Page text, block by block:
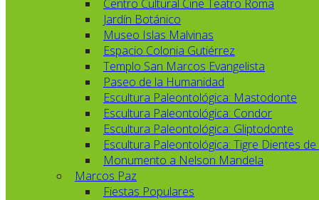
Centro Cultural Cine Teatro Roma
Jardín Botánico
Museo Islas Malvinas
Espacio Colonia Gutiérrez
Templo San Marcos Evangelista
Paseo de la Humanidad
Escultura Paleontológica: Mastodonte
Escultura Paleontológica: Condor
Escultura Paleontológica: Gliptodonte
Escultura Paleontológica: Tigre Dientes de
Monumento a Nelson Mandela
Marcos Paz
Fiestas Populares